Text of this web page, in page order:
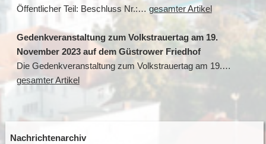
Öffentlicher Teil: Beschluss Nr.:… gesamter Artikel
Gedenkveranstaltung zum Volkstrauertag am 19.
November 2023 auf dem Güstrower Friedhof
Die Gedenkveranstaltung zum Volkstrauertag am 19.…
gesamter Artikel
Nachrichtenarchiv